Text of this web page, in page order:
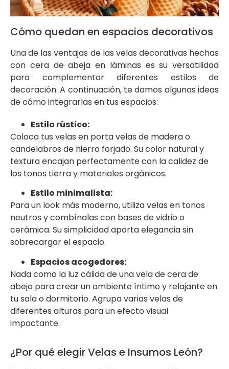
Cómo quedan en espacios decorativos
Una de las ventajas de las velas decorativas hechas
con cera de abeja en láminas es su versatilidad
para complementar diferentes estilos de
decoración. A continuación, te damos algunas ideas
de cómo integrarlas en tus espacios:
Estilo rústico:
Coloca tus velas en porta velas de madera o
candelabros de hierro forjado. Su color natural y
textura encajan perfectamente con la calidez de
los tonos tierra y materiales orgánicos.
Estilo minimalista:
Para un look más moderno, utiliza velas en tonos
neutros y combínalas con bases de vidrio o
cerámica. Su simplicidad aporta elegancia sin
sobrecargar el espacio.
Espacios acogedores:
Nada como la luz cálida de una vela de cera de
abeja para crear un ambiente íntimo y relajante en
tu sala o dormitorio. Agrupa varias velas de
diferentes alturas para un efecto visual
impactante.
¿Por qué elegir Velas e Insumos León?